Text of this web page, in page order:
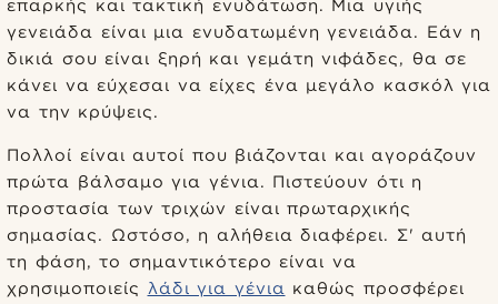
επαρκής και τακτική ενυδάτωση. Μια υγιής
γενειάδα είναι μια ενυδατωμένη γενειάδα. Εάν η
δικιά σου είναι ξηρή και γεμάτη νιφάδες, θα σε
κάνει να εύχεσαι να είχες ένα μεγάλο κασκόλ για
να την κρύψεις.
Πολλοί είναι αυτοί που βιάζονται και αγοράζουν
πρώτα βάλσαμο για γένια. Πιστεύουν ότι η
προστασία των τριχών είναι πρωταρχικής
σημασίας. Ωστόσο, η αλήθεια διαφέρει. Σ' αυτή
τη φάση, το σημαντικότερο είναι να
χρησιμοποιείς λάδι για γένια καθώς προσφέρει